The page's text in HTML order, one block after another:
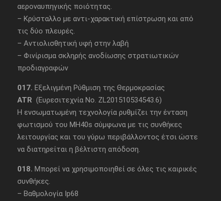
αεροναυπηγικής ποιότητας.
– Κρύσταλλο με αντι-χαρακτική επίστρωση και από
τις δύο πλευρές.
– Αντιολισθητική υφή στην λαβή
– Φινίρισμα σκληρής ανοδίωσης στρατιωτικών
προδιαγραφών
017. Εξελιγμένη Ρύθμιση της Θερμοκρασίας
ATR (Ευρεσιτεχνία No. ZL201510534543.6)
Η ενσωματωμένη τεχνολογία ρυθμίζει την ένταση
φωτισμού του MH40s σύμφωνα με τις συνθήκες
λειτουργίας και του γύρω περιβάλλοντος έτσι ώστε
να διατηρείται η βέλτιστη απόδοση.
018. Μπορεί να χρησιμοποιηθεί σε όλες τις καιρικές
συνθήκες.
– Βαθμολογία Ip68